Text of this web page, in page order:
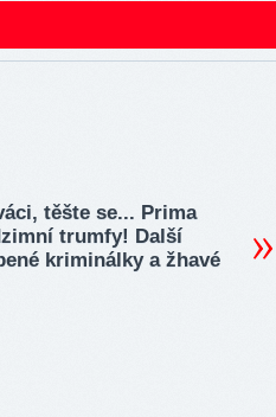
těšte se... Prima
trumfy! Další
kriminálky a žhavé